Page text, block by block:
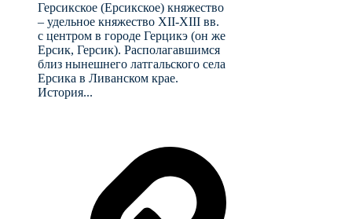
Герсикское (Ерсикское) княжество
– удельное княжество XII-XIII вв.
с центром в городе Герцикэ (он же
Ерсик, Герсик). Располагавшимся
близ нынешнего латгальского села
Ерсика в Ливанском крае.
История...